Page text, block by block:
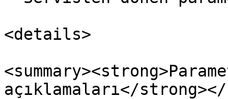
<details>
açıklamaları</strong></